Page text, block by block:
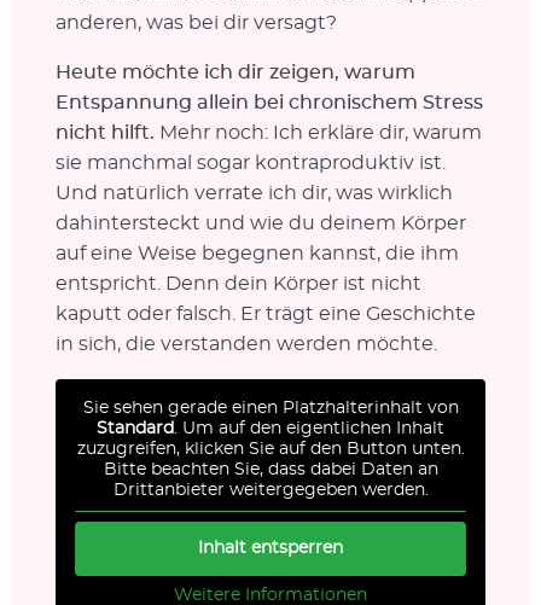
anderen, was bei dir versagt?
Heute möchte ich dir zeigen, warum
Entspannung allein bei chronischem Stress
nicht hilft. Mehr noch: Ich erkläre dir, warum
sie manchmal sogar kontraproduktiv ist.
Und natürlich verrate ich dir, was wirklich
dahintersteckt und wie du deinem Körper
auf eine Weise begegnen kannst, die ihm
entspricht. Denn dein Körper ist nicht
kaputt oder falsch. Er trägt eine Geschichte
in sich, die verstanden werden möchte.
Sie sehen gerade einen Platzhalterinhalt von
Standard. Um auf den eigentlichen Inhalt
zuzugreifen, klicken Sie auf den Button unten.
Bitte beachten Sie, dass dabei Daten an
Drittanbieter weitergegeben werden.
Inhalt entsperren
Weitere Informationen